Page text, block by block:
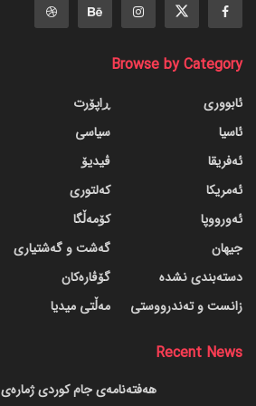
Browse by Category
ئابووری
ئاسیا
ئەفریقا
ئەمریکا
ئەورووپا
جیهان
دسته‌بندی نشده
زانست و تەندرووستی
ڕاپۆرت
سیاسی
ڤیدیۆ
کەلتوری
کۆمەڵگا
گه‌شت و گه‌شتیاری
گۆڤاره‌کان
مەڵتی میدیا
Recent News
هەفتەنامەی جام کوردی ژمارەی 432